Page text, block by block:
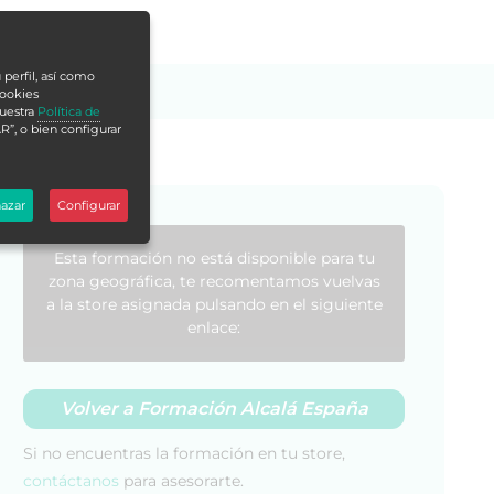
Esta formación no está disponible para tu
zona geográfica, te recomentamos vuelvas
a la store asignada pulsando en el siguiente
enlace:
Volver a Formación Alcalá España
Si no encuentras la formación en tu store,
contáctanos para asesorarte.
perfil, así como
Política de
o bien configurar
Configurar